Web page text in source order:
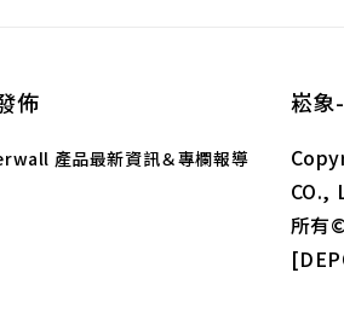
佈
產品最新資訊＆專欄報導
崧象
CO.,
所有